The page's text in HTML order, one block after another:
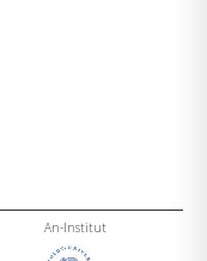
An-Institut